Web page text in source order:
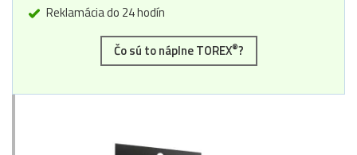
Reklamácia do 24 hodín
Čo sú to náplne TOREX®?